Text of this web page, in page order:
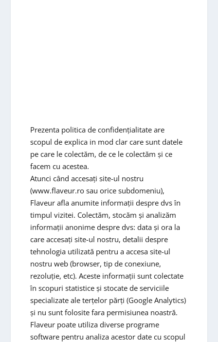
Prezenta politica de confidențialitate are
scopul de explica in mod clar care sunt datele
pe care le colectăm, de ce le colectăm și ce
facem cu acestea.
Atunci când accesați site-ul nostru
(www.flaveur.ro sau orice subdomeniu),
Flaveur afla anumite informații despre dvs în
timpul vizitei. Colectăm, stocăm și analizăm
informații anonime despre dvs: data și ora la
care accesați site-ul nostru, detalii despre
tehnologia utilizată pentru a accesa site-ul
nostru web (browser, tip de conexiune,
rezoluție, etc). Aceste informații sunt colectate
în scopuri statistice și stocate de serviciile
specializate ale terțelor părți (Google Analytics)
și nu sunt folosite fara permisiunea noastră.
Flaveur poate utiliza diverse programe
software pentru analiza acestor date cu scopul